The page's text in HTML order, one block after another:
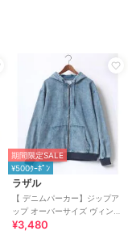
期間限定SALE
¥500ｸｰﾎﾟﾝ
ラザル
【 デニムパーカー】ジップア
ップ オーバーサイズ ヴィンテ
ージライク ケミカルウォッシ
¥3,480